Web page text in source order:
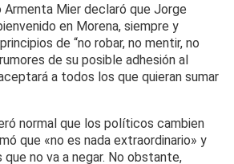
Armenta Mier declaró que Jorge
en Morena, siempre y
de “no robar, no mentir, no
de su posible adhesión al
a todos los que quieran sumar
normal que los políticos cambien
que «no es nada extraordinario» y
no va a negar. No obstante,